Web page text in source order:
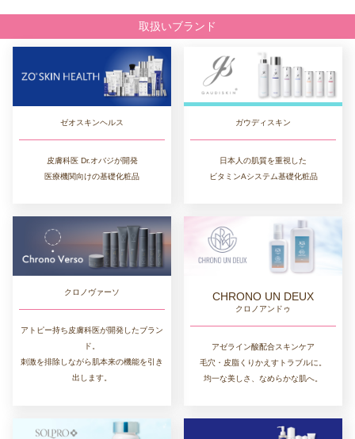
取扱いブランド
ゼオスキンヘルス
皮膚科医 Dr.オバジが開発
医療機関向けの基礎化粧品
ガウディスキン
日本人の肌質を重視した
ビタミンAシステム基礎化粧品
クロノヴァーソ
アトピー持ち皮膚科医が開発したブラン
ド。
刺激を排除しながら肌本来の機能を引き
出します。
CHRONO UN DEUX
クロノアンドゥ
アゼライン酸配合スキンケア
毛穴・皮脂くりかえすトラブルに。
均一な美しさ、なめらかな肌へ。